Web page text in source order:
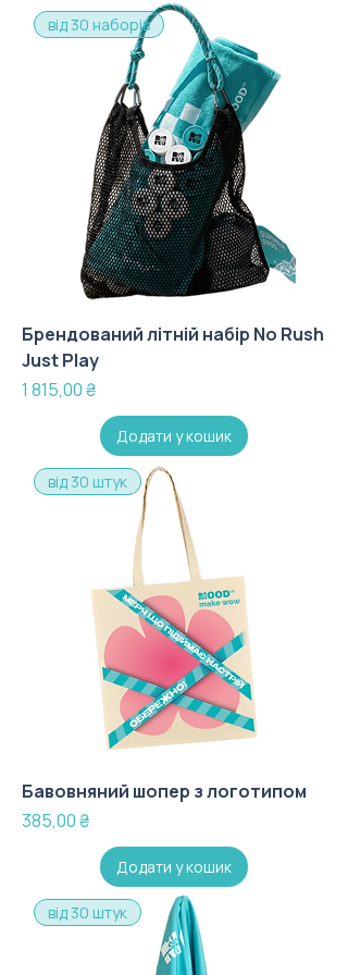
від 30 наборів
Брендований літній набір No Rush
Just Play
Ціна
1 815,00 ₴
Додати у кошик
від 30 штук
Бавовняний шопер з логотипом
Ціна
385,00 ₴
Додати у кошик
від 30 штук